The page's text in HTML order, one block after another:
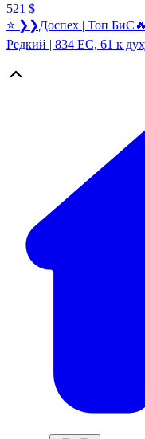
521 $
⭐ ❯❯Доспех | Топ
Редкий | 834 EC, 61 к